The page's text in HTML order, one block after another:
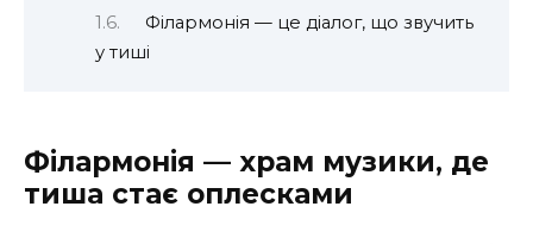
Філармонія — це діалог, що звучить
у тиші
Філармонія — храм музики, де
тиша стає оплесками